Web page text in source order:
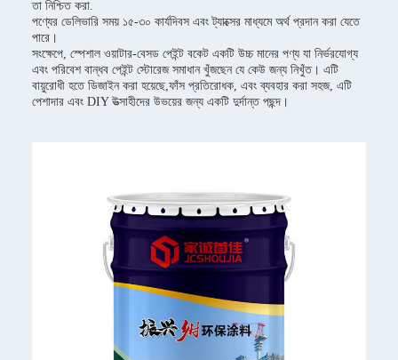
তা নিশ্চিত করা.
পণ্যের ডেলিভারি সময় ১৫-৩০ কার্যদিবস এবং ট্যাক্সের মাধ্যমে অর্থ প্রদান করা যেতে
পারে।
সংক্ষেপে, স্পেশাল ওয়াটার-বেসড পেইন্ট বকেট একটি উচ্চ মানের পণ্য যা নির্ভরযোগ্য
এবং পরিবেশ বান্ধব পেইন্ট স্টোরেজ সমাধান খুঁজছেন যে কেউ জন্য নিখুঁত। এটি
বায়ুরোধী হতে ডিজাইন করা হয়েছে,ফাঁস প্রতিরোধক, এবং ব্যবহার করা সহজ, এটি
পেশাদার এবং DIY উত্সাহীদের উভয়ের জন্য একটি দুর্দান্ত পছন্দ।